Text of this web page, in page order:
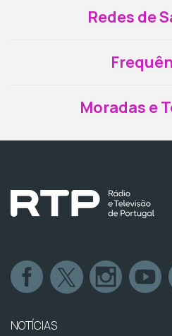
Redes de
Moradas e
NOTÍCIAS